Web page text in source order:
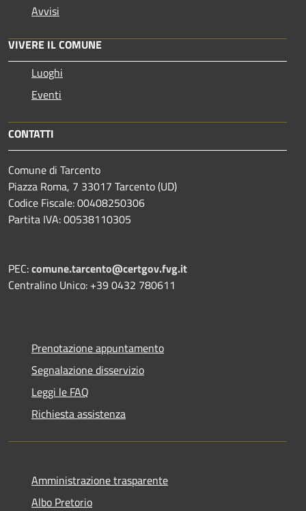
Avvisi
VIVERE IL COMUNE
Luoghi
Eventi
CONTATTI
Comune di Tarcento
Piazza Roma, 7 33017 Tarcento (UD)
Codice Fiscale: 00408250306
Partita IVA: 00538110305
PEC:comune.tarcento@certgov.fvg.it
Centralino Unico: +39 0432 780611
Prenotazione appuntamento
Segnalazione disservizio
Leggi le FAQ
Richiesta assistenza
Amministrazione trasparente
Albo Pretorio